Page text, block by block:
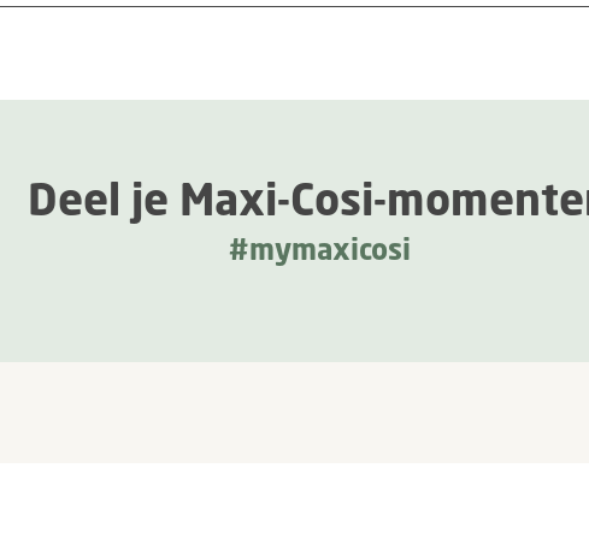
Deel je Maxi-Cosi-
#mymaxicosi